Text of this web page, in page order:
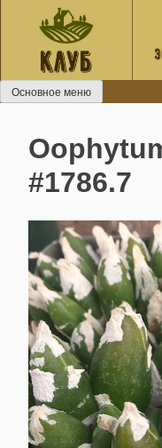
содержанию
Основное меню
#1786.7